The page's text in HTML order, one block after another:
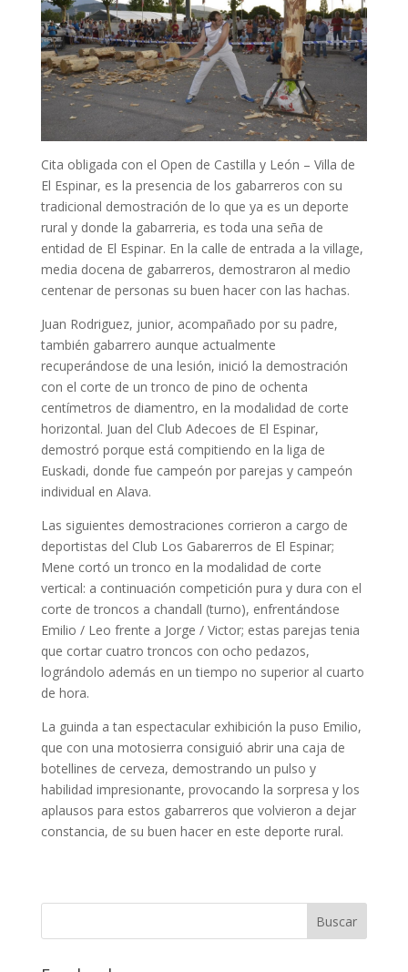
Cita obligada con el Open de Castilla y León – Villa de
El Espinar, es la presencia de los gabarreros con su
tradicional demostración de lo que ya es un deporte
rural y donde la gabarreria, es toda una seña de
entidad de El Espinar. En la calle de entrada a la village,
media docena de gabarreros, demostraron al medio
centenar de personas su buen hacer con las hachas.
Juan Rodriguez, junior, acompañado por su padre,
también gabarrero aunque actualmente
recuperándose de una lesión, inició la demostración
con el corte de un tronco de pino de ochenta
centímetros de diamentro, en la modalidad de corte
horizontal. Juan del Club Adecoes de El Espinar,
demostró porque está compitiendo en la liga de
Euskadi, donde fue campeón por parejas y campeón
individual en Alava.
Las siguientes demostraciones corrieron a cargo de
deportistas del Club Los Gabarerros de El Espinar;
Mene cortó un tronco en la modalidad de corte
vertical: a continuación competición pura y dura con el
corte de troncos a chandall (turno), enfrentándose
Emilio / Leo frente a Jorge / Victor; estas parejas tenia
que cortar cuatro troncos con ocho pedazos,
lográndolo además en un tiempo no superior al cuarto
de hora.
La guinda a tan espectacular exhibición la puso Emilio,
que con una motosierra consiguió abrir una caja de
botellines de cerveza, demostrando un pulso y
habilidad impresionante, provocando la sorpresa y los
aplausos para estos gabarreros que volvieron a dejar
constancia, de su buen hacer en este deporte rural.